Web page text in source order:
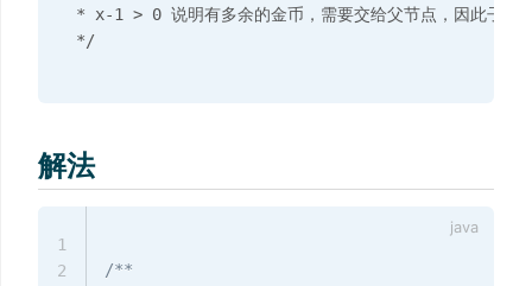
* x-1 > 0 说明有多余的金币，需要交给父节点，因此子节
解法
/**
1
2